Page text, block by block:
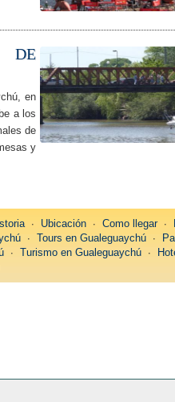
DE
en
a los
de
y
∙ Ubicación∙ Como llegar∙
∙Tours en Gualeguaychú ∙
∙ Turismo en Gualeguaychú∙